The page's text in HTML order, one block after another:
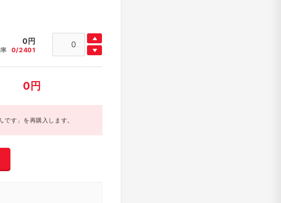
0円
0/2401
0 円
す」を再購入します。